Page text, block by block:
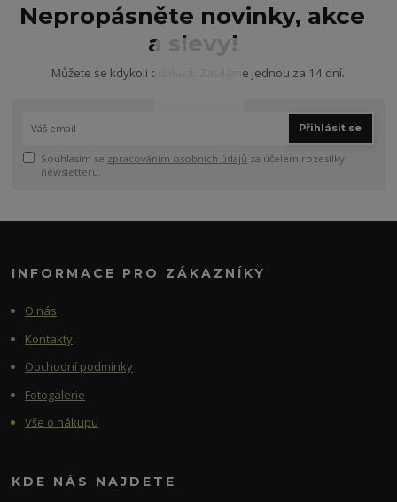
Nepropásněte novinky, akce
a slevy!
Můžete se kdykoli odhlásit. Zasíláme jednou za 14 dní.
Přihlásit se
Souhlasím se zpracováním osobních údajů za účelem rozesílky
newsletteru.
INFORMACE PRO ZÁKAZNÍKY
O nás
Kontakty
Obchodní podmínky
Fotogalerie
Vše o nákupu
KDE NÁS NAJDETE